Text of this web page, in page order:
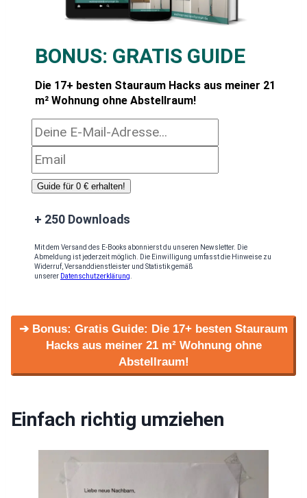
BONUS: GRATIS GUIDE
Die 17+ besten Stauraum Hacks aus meiner 21
m² Wohnung ohne Abstellraum!
Guide für 0 € erhalten!
+ 250 Downloads
Mit dem Versand des E-Books abonnierst du unseren Newsletter. Die
Abmeldung ist jederzeit möglich. Die Einwilligung umfasst die Hinweise zu
Widerruf, Versanddienstleister und Statistik gemäß
unserer Datenschutzerklärung
➔ Bonus: Gratis Guide: Die 17+ besten Stauraum
Hacks aus meiner 21 m² Wohnung ohne
Abstellraum!
Einfach richtig umziehen